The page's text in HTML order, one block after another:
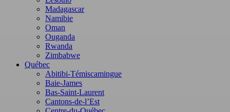
Madagascar
Namibie
Oman
Ouganda
Rwanda
Zimbabwe
Québec
Abitibi-Témiscamingue
Baie-James
Bas-Saint-Laurent
Cantons-de-l’Est